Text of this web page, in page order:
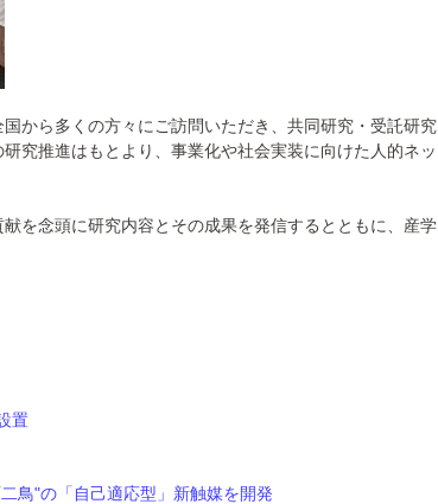
から多くの方々にご訪問いただき、共同研究・受託研究
究推進はもとより、事業化や社会実装に向けた人的ネッ
を念頭に研究内容とその成果を発信するとともに、産学
置
鳥"の「自己適応型」新触媒を開発